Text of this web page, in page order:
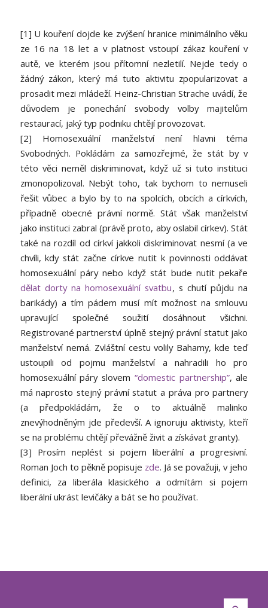
[1] U kouření dojde ke zvýšení hranice minimálního věku
ze 16 na 18 let a v platnost vstoupí zákaz kouření v
autě, ve kterém jsou přítomní nezletilí. Nejde tedy o
žádný zákon, který má tuto aktivitu zpopularizovat a
prosadit mezi mládeží. Heinz-Christian Strache uvádí, že
důvodem je ponechání svobody volby majitelům
restaurací, jaký typ podniku chtějí provozovat.
[2] Homosexuální manželství není hlavni téma
Svobodných. Pokládám za samozřejmé, že stát by v
této věci neměl diskriminovat, když už si tuto instituci
zmonopolizoval. Nebýt toho, tak bychom to nemuseli
řešit vůbec a bylo by to na spolcích, obcích a církvích,
případně obecné právní normě. Stát však manželství
jako instituci zabral (právě proto, aby oslabil církev). Stát
také na rozdíl od církví jakkoli diskriminovat nesmí (a ve
chvíli, kdy stát začne církve nutit k povinnosti oddávat
homosexuální páry nebo když stát bude nutit pekaře
dělat dorty na homosexuální svatbu, s chutí půjdu na
barikády) a tím pádem musí mít možnost na smlouvu
upravující společné soužití dosáhnout všichni.
Registrované partnerství úplně stejný právní statut jako
manželství nemá. Zvláštní cestu volily Bahamy, kde teď
ustoupili od pojmu manželství a nahradili ho pro
homosexuální páry slovem “domestic partnership”, ale
má naprosto stejný právní statut a práva pro partnery
(a předpokládám, že o to aktuálně malinko
znevýhodněným jde předevší. A ignoruju aktivisty, kteří
se na problému chtějí převážně živit a získávat granty).
[3] Prosím neplést si pojem liberální a progresivní.
Roman Joch to pěkně popisuje zde. Já se považuji, v jeho
definici, za liberála klasického a odmítám si pojem
liberální ukrást levičáky a bát se ho používat.